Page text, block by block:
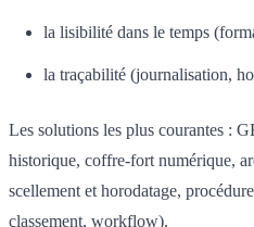
la lisibilité dans le temps
la traçabilité (journalisation,
Les solutions les plus courantes :
historique, coffre-fort numérique,
scellement et horodatage,
classement, workflow).